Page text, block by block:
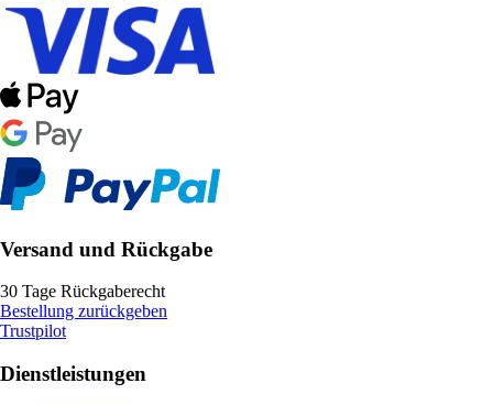
Versand und Rückgabe
30 Tage Rückgaberecht
Bestellung zurückgeben
Trustpilot
Dienstleistungen